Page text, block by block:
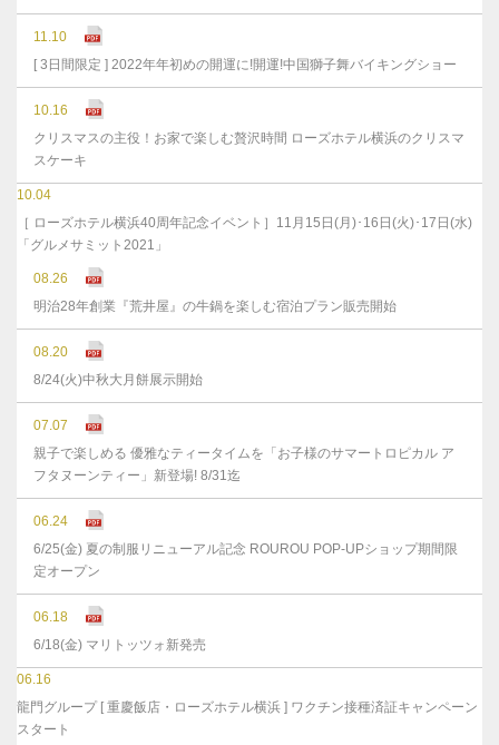
11.10
[ 3日間限定 ] 2022年年初めの開運に!開運!中国獅子舞バイキングショー
10.16
クリスマスの主役！お家で楽しむ贅沢時間 ローズホテル横浜のクリスマ
スケーキ
10.04
［ ローズホテル横浜40周年記念イベント］11月15日(月)･16日(火)･17日(水)
「グルメサミット2021」
08.26
明治28年創業『荒井屋』の牛鍋を楽しむ宿泊プラン販売開始
08.20
8/24(火)中秋大月餅展示開始
07.07
親子で楽しめる 優雅なティータイムを「お子様のサマートロピカル ア
フタヌーンティー」新登場! 8/31迄
06.24
6/25(金) 夏の制服リニューアル記念 ROUROU POP-UPショップ期間限
定オープン
06.18
6/18(金) マリトッツォ新発売
06.16
龍門グループ [ 重慶飯店・ローズホテル横浜 ] ワクチン接種済証キャンペーン
スタート